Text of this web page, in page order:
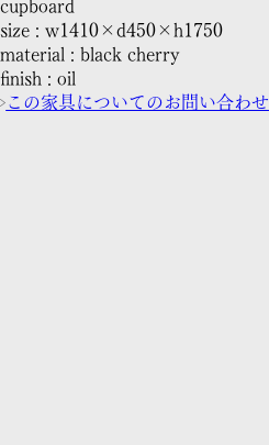
cupboard
size : w1410×d450×h1750
material : black cherry
finish : oil
この家具についてのお問い合わせ